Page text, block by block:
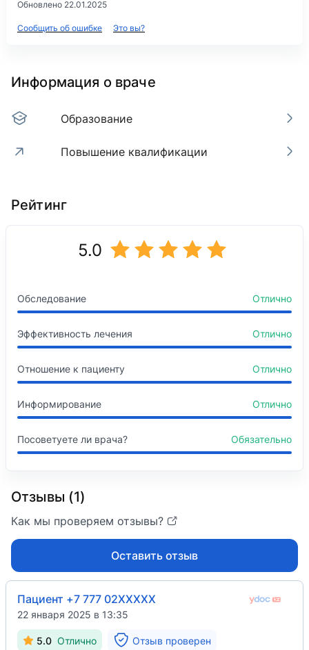
Обновлено 22.01.2025
Сообщить об ошибке Это вы?
Информация о враче
Образование
Повышение квалификации
Казахстанско-Российский медицинский
Общая медицина
Казахстанско-Российский медицинский
Общая хирургия
2021
Рейтинг
5.0
Обследование Отлично
Эффективность лечения Отлично
Отношение к пациенту Отлично
Информирование Отлично
Посоветуете ли врача? Обязательно
Отзывы (1)
Как мы проверяем отзывы?
Оставить отзыв
Пациент +7 777 02XXXXX
22 января 2025 в 13:35
5.0 Отлично Отзыв проверен